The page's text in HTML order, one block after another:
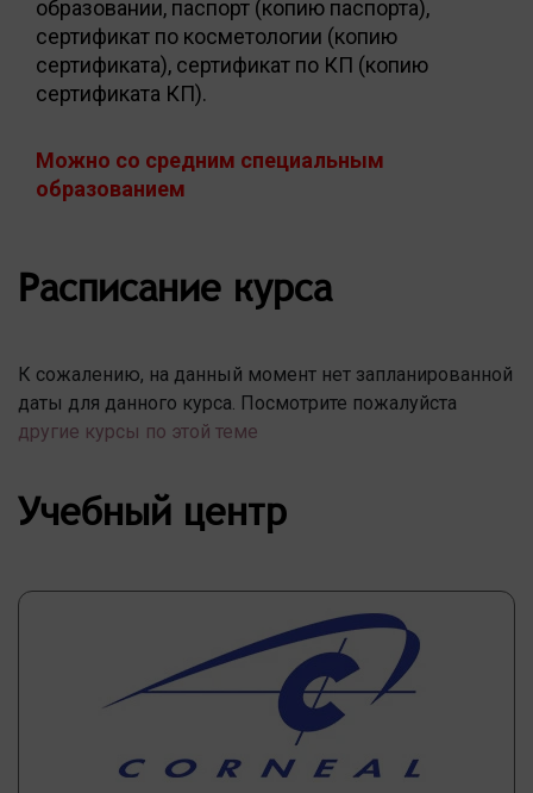
образовании, паспорт (копию паспорта),
сертификат по косметологии (копию
сертификата), сертификат по КП (копию
сертификата КП).
Можно со средним специальным
образованием
Расписание курса
К сожалению, на данный момент нет запланированной
даты для данного курса. Посмотрите пожалуйста
другие курсы по этой теме
Учебный центр